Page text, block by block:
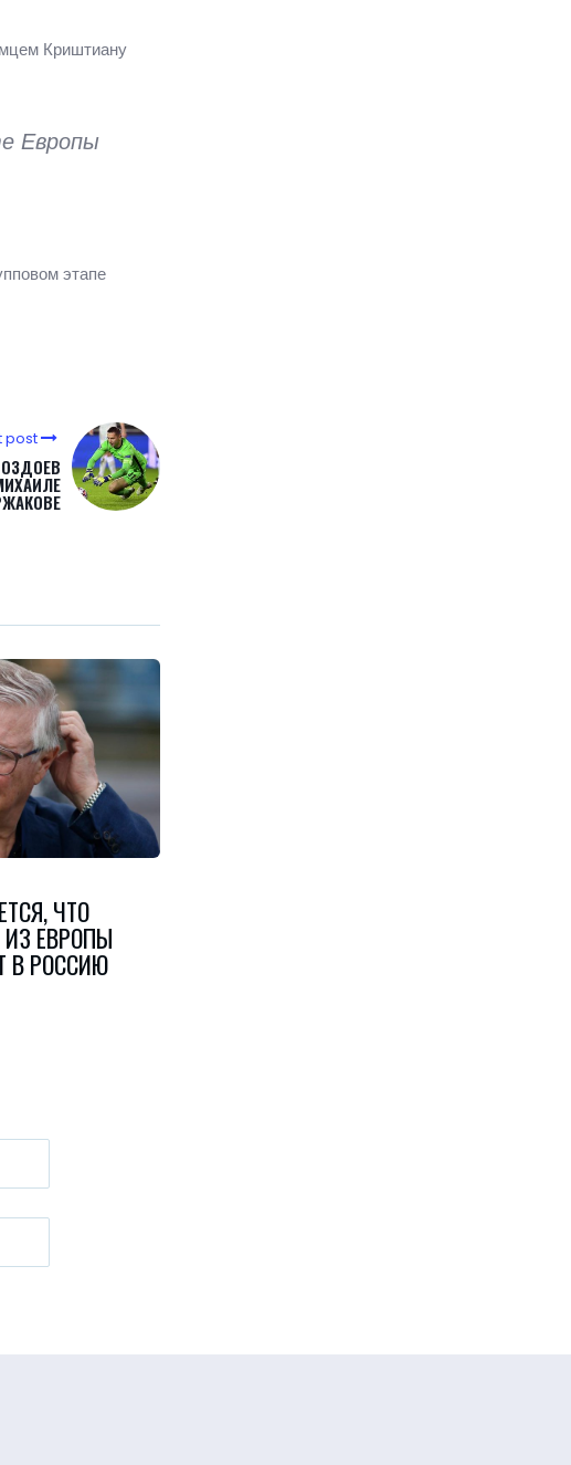
Криштиану
Европы
этапе
post
ЧТО
ЕВРОПЫ
В РОССИЮ